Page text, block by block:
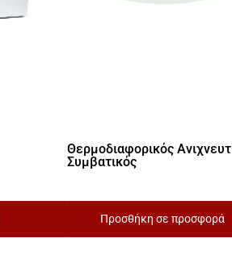
Θερμοδιαφορικός
Συμβατικός
Προσθήκη σε προσφορά